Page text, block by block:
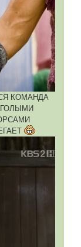
КОМАНДА